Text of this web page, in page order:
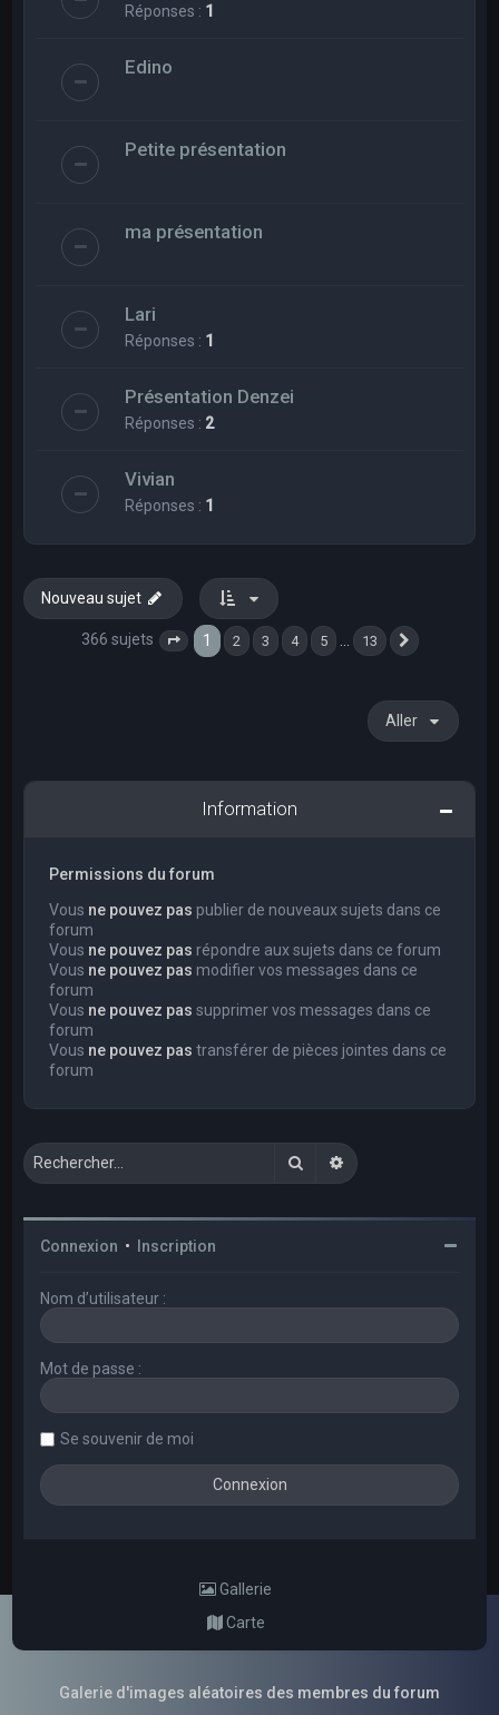
Réponses : 1
Edino
Petite présentation
ma présentation
Lari
Réponses : 1
Présentation Denzei
Réponses : 2
Vivian
Réponses : 1
Nouveau sujet
366 sujets Page 1 sur 13
1 2 3 4 5 13
Aller
Information
Permissions du forum
Vous ne pouvez pas publier de nouveaux sujets dans ce
forum
Vous ne pouvez pas répondre aux sujets dans ce forum
Vous ne pouvez pas modifier vos messages dans ce
forum
Vous ne pouvez pas supprimer vos messages dans ce
forum
Vous ne pouvez pas transférer de pièces jointes dans ce
forum
RechercherRecherche avancée
Connexion • Inscription
Nom d’utilisateur :
Mot de passe :
Se souvenir de moi
Gallerie
Carte
Galerie d'images aléatoires des membres du forum